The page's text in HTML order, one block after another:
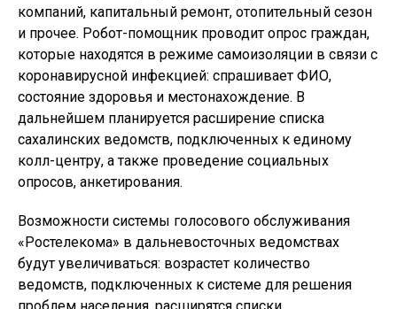
компаний, капитальный ремонт, отопительный сезон
и прочее. Робот-помощник проводит опрос граждан,
которые находятся в режиме самоизоляции в связи с
коронавирусной инфекцией: спрашивает ФИО,
состояние здоровья и местонахождение. В
дальнейшем планируется расширение списка
сахалинских ведомств, подключенных к единому
колл-центру, а также проведение социальных
опросов, анкетирования.
Возможности системы голосового обслуживания
«Ростелекома» в дальневосточных ведомствах
будут увеличиваться: возрастет количество
ведомств, подключенных к системе для решения